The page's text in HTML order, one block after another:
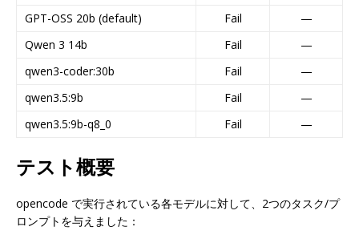
GPT-OSS 20b (default)
Fail
—
Qwen 3 14b
Fail
—
qwen3-coder:30b
Fail
—
qwen3.5:9b
Fail
—
qwen3.5:9b-q8_0
Fail —
テスト概要
opencode で実行されている各モデルに対して、2つのタスク/プ
ロンプトを与えました：